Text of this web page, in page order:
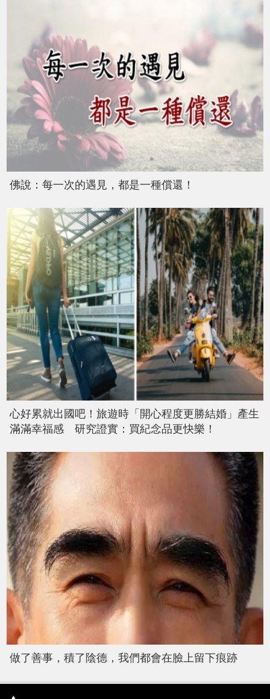
佛說：每一次的遇見，都是一種償還！
心好累就出國吧！旅遊時「開心程度更勝結婚」產生
滿滿幸福感 研究證實：買紀念品更快樂！
做了善事，積了陰德，我們都會在臉上留下痕跡